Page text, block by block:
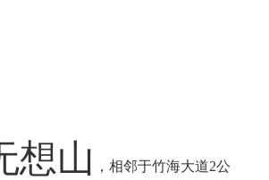
想山 ，相邻于竹海大道2公